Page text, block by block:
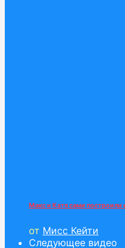
Макс и Катя сами построили
от Мисс Кейти
Следующее видео